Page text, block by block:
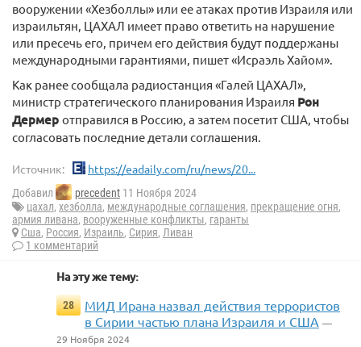
вооружении «Хезболлы» или ее атаках против Израиля или
израильтян, ЦАХАЛ имеет право ответить на нарушение
или пресечь его, причем его действия будут поддержаны
международными гарантиями, пишет «Исраэль Хайом».
Как ранее сообщала радиостанция «Галей ЦАХАЛ»,
министр стратегического планирования Израиля Рон
Дермер отправился в Россию, а затем посетит США, чтобы
согласовать последние детали соглашения.
Источник: https://eadaily.com/ru/news/20...
Добавил precedent 11 Ноября 2024
цахал, хезболла, международные соглашения, прекращение огня,
армия ливана, вооруженные конфликты, гаранты
Сша, Россия, Израиль, Сирия, Ливан
1 комментарий
На эту же тему:
28
МИД Ирана назвал действия террористов
в Сирии частью плана Израиля и США —
29 Ноября 2024